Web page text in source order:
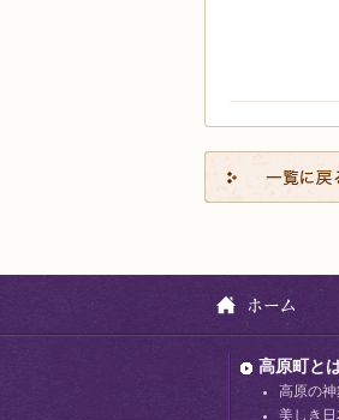
高原町と
高原の神
美しき日